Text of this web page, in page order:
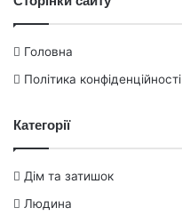
Головна
Політика конфіденційності
Категорії
Дім та затишок
Людина